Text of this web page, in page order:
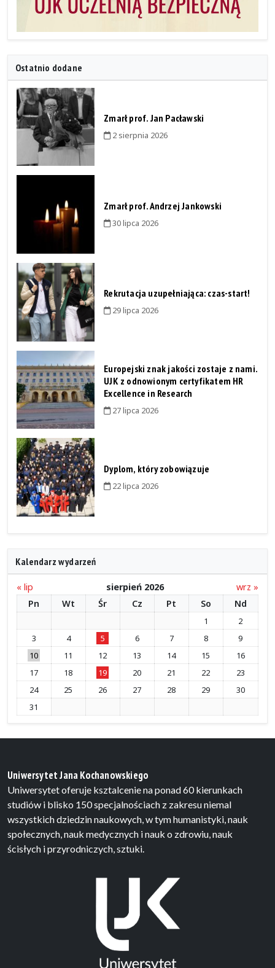
Ostatnio dodane
Zmarł prof. Jan Pacławski
2 sierpnia 2026
Zmarł prof. Andrzej Jankowski
30 lipca 2026
Rekrutacja uzupełniająca: czas-start!
29 lipca 2026
Europejski znak jakości zostaje z nami.
UJK z odnowionym certyfikatem HR
Excellence in Research
27 lipca 2026
Dyplom, który zobowiązuje
22 lipca 2026
Kalendarz wydarzeń
« lip sierpień 2026
wrz »
Pn
Wt Śr Cz Pt So Nd
1
2
3
4 5 6 7 8
9
10
11 12 13 14 15
16
17
18 19 20 21 22
23
24
25 26 27 28 29
30
31
Uniwersytet Jana Kochanowskiego
Uniwersytet oferuje ksztalcenie na ponad 60 kierunkach
studiów i blisko 150 specjalnościach z zakresu niemal
wszystkich dziedzin naukowych, w tym humanistyki, nauk
społecznych, nauk medycznych i nauk o zdrowiu, nauk
ścisłych i przyrodniczych, sztuki.